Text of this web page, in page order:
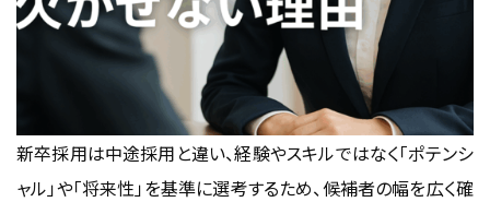
新卒採用は中途採用と違い、経験やスキルではなく「ポテンシ
ャル」や「将来性」を基準に選考するため、候補者の幅を広く確